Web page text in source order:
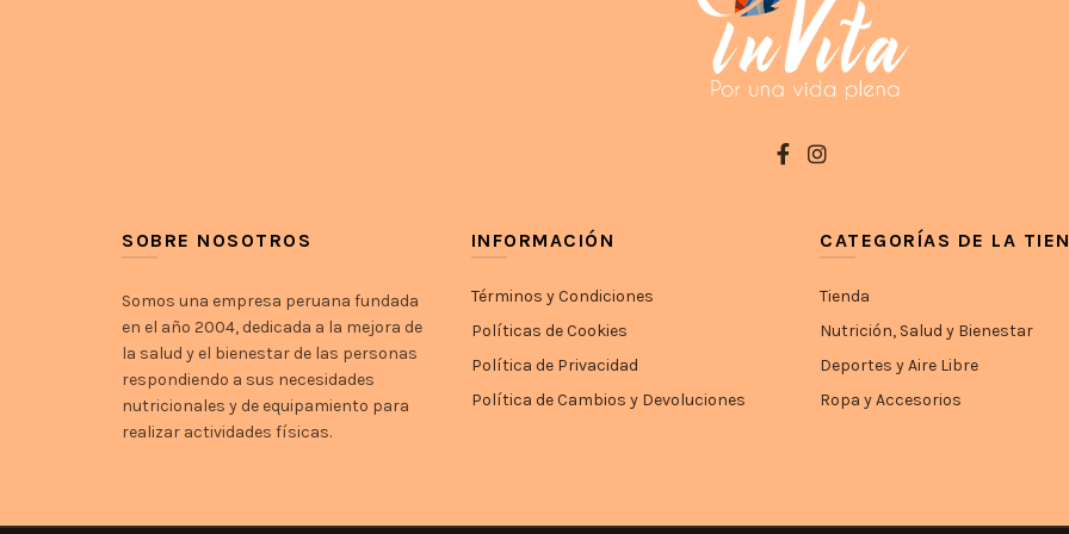
SOBRE NOSOTROS
Somos una empresa peruana fundada
en el año 2004, dedicada a la mejora de
la salud y el bienestar de las personas
respondiendo a sus necesidades
nutricionales y de equipamiento para
realizar actividades físicas.
INFORMACIÓN
Términos y Condiciones
Políticas de Cookies
Política de Privacidad
Política de Cambios y Devoluciones
CATEGORÍAS DE LA
Tienda
Nutrición, Salud y Bienestar
Deportes y Aire Libre
Ropa y Accesorios